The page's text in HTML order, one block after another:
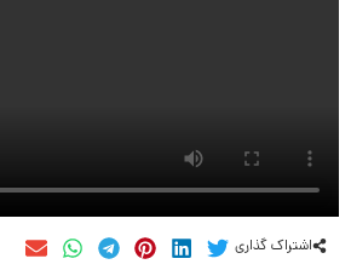
اشتراک گذاری